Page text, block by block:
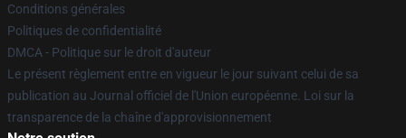
Conditions générales
Politiques de confidentialité
DMCA - Politique sur le droit d'auteur
Le présent règlement entre en vigueur le jour suivant celui de sa
publication au Journal officiel de l'Union européenne. Loi sur la
transparence de la chaîne d'approvisionnement